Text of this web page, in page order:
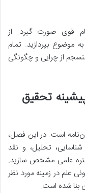
قوی صورت گیرد. از
موضوع بپردازید. تمام
از چرایی و چگونگی
تحقیق
است. در این فصل،
تحلیل، و نقد
علمی مشخص سازید.
علم در زمینه مورد نظر
بنا شده است.